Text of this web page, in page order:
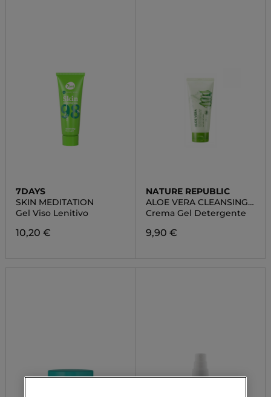
7DAYS
SKIN MEDITATION
Gel Viso Lenitivo
10,20 €
NATURE REPUBLIC
ALOE VERA CLEANSING
GEL CREAM
Crema Gel Detergente
9,90 €